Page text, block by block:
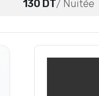
130 DT/ Nuitée